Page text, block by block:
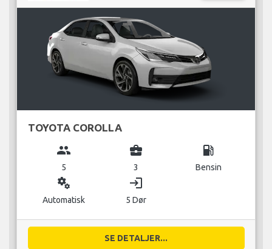
TOYOTA COROLLA
group
5
business_center
3
local_gas_station
Bensin
miscellaneous_services
Automatisk
login
5 Dør
SE DETALJER...